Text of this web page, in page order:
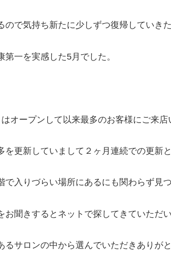
ので気持ち新たに少しずつ復帰していき
第一を実感した5月でした。
オープンして以来最多のお客様にご来店
を更新していまして２ヶ月連続での更新
で入りづらい場所にあるにも関わらず見
お聞きするとネットで探してきていただ
るサロンの中から選んでいただきありが